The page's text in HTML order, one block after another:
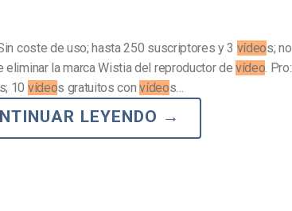
coste de uso; hasta 250 suscriptores y 3 vídeos; no
eliminar la marca Wistia del reproductor devídeo. Pro:
10 vídeos gratuitos convídeos…
LEYENDO →